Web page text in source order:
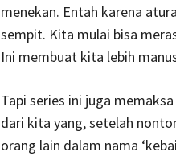
menekan. Entah karena
sempit. Kita mulai bisa
Ini membuat kita lebih
Tapi series ini juga
dari kita yang, setelah
orang lain dalam nama